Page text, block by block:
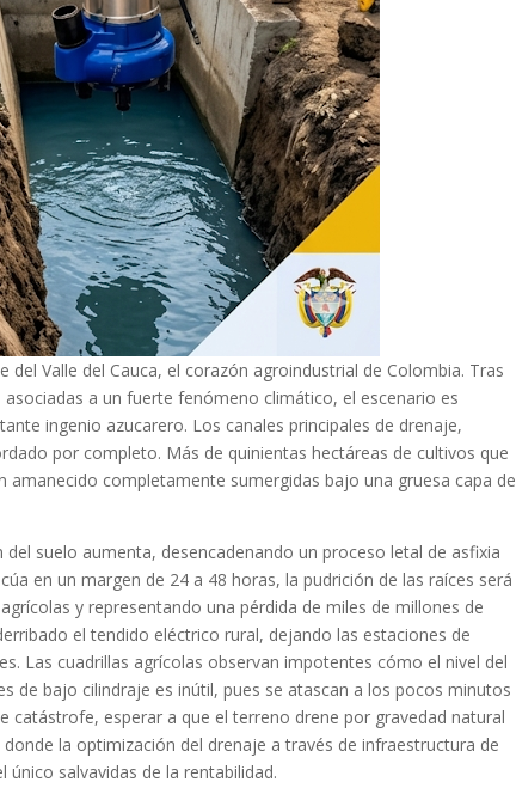
Valle del Cauca, el corazón agroindustrial de Colombia. Tras
a un fuerte fenómeno climático, el escenario es
ingenio azucarero. Los canales principales de drenaje,
por completo. Más de quinientas hectáreas de cultivos que
completamente sumergidas bajo una gruesa capa de
suelo aumenta, desencadenando un proceso letal de asfixia
en un margen de 24 a 48 horas, la pudrición de las raíces será
y representando una pérdida de miles de millones de
el tendido eléctrico rural, dejando las estaciones de
Las cuadrillas agrícolas observan impotentes cómo el nivel del
de bajo cilindraje es inútil, pues se atascan a los pocos minutos
catástrofe, esperar a que el terreno drene por gravedad natural
la optimización del drenaje a través de infraestructura de
salvavidas de la rentabilidad.